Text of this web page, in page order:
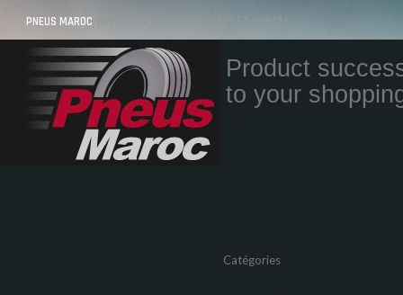
PNEUS MAROC VOS PNEUS AU MAROC LIVRÉS ET MONTÉS
Product
to your
Catégories